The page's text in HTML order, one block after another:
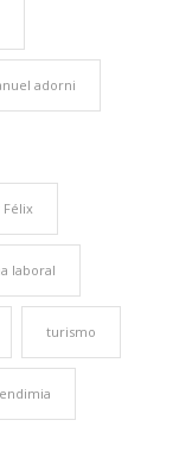
adorni
laboral
turismo